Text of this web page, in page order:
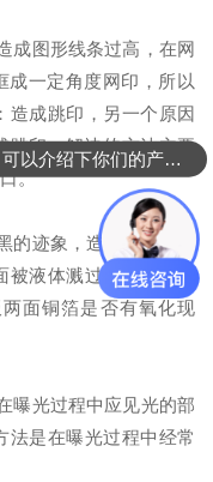
成图形线条过高，在网
成一定角度网印，所以
造成跳印，另一个原因
跳印，解决的方法主要
。
迹象，造成的原因有
被液体溅过或是用手模
面铜箔是否有氧化现
曝光过程中应见光的部
是在曝光过程中经常
可以介绍下你们的产品么？